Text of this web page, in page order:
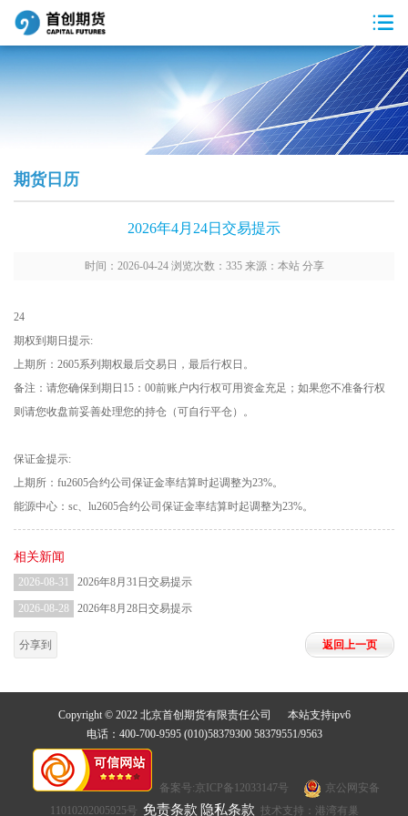
期货日历
2026年4月24日交易提示
时间：2026-04-24 浏览次数：335 来源：本站 分享
24
期权到期日提示:
上期所：2605系列期权最后交易日，最后行权日。
备注：请您确保到期日15：00前账户内行权可用资金充足；如果您不准备行权
则请您收盘前妥善处理您的持仓（可自行平仓）。
保证金提示:
上期所：fu2605合约公司保证金率结算时起调整为23%。
能源中心：sc、lu2605合约公司保证金率结算时起调整为23%。
相关新闻
2026-08-31 2026年8月31日交易提示
2026-08-28 2026年8月28日交易提示
分享到 返回上一页
Copyright © 2022 北京首创期货有限责任公司 本站支持ipv6
电话：400-700-9595 (010)58379300 58379551/9563
备案号:京ICP备12033147号
京公网安备
11010202005925号 免责条款 隐私条款 技术支持：港湾有巢